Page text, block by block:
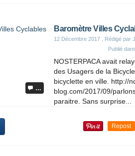
…
Baromètre Villes
12 Décembre 2017 , Rédigé par
Publié dans
NOSTERPACA avait
des Usagers de la
bicyclette en ville. http://
blog.com/2017/09/
paraitre. Sans surprise...
Repost